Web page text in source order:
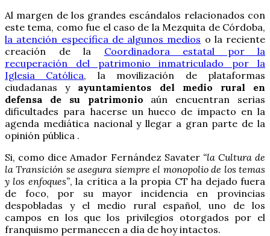
Al margen de los grandes escándalos relacionados con
este tema, como fue el caso de la Mezquita de Córdoba,
la atención específica de algunos medios o la reciente
creación de la Coordinadora estatal por la
recuperación del patrimonio inmatriculado por la
Iglesia Católica, la movilización de plataformas
ciudadanas y ayuntamientos del medio rural en
defensa de su patrimonio aún encuentran serias
dificultades para hacerse un hueco de impacto en la
agenda mediática nacional y llegar a gran parte de la
opinión pública .
Si, como dice Amador Fernández Savater “la Cultura de
la Transición se asegura siempre el monopolio de los temas
y los enfoques”, la crítica a la propia CT ha dejado fuera
de foco, por su mayor incidencia en provincias
despobladas y el medio rural español, uno de los
campos en los que los privilegios otorgados por el
franquismo permanecen a día de hoy intactos.